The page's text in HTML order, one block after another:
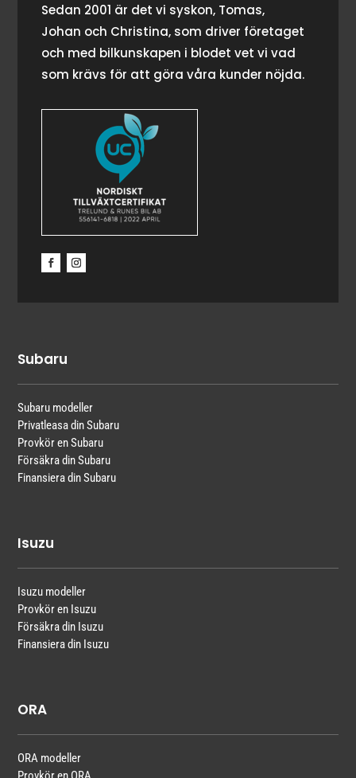
Sedan 2001 är det vi syskon, Tomas,
Johan och Christina, som driver företaget
och med bilkunskapen i blodet vet vi vad
som krävs för att göra våra kunder nöjda.
Subaru
Subaru modeller
Privatleasa din Subaru
Provkör en Subaru
Försäkra din Subaru
Finansiera din Subaru
Isuzu
Isuzu modeller
Provkör en Isuzu
Försäkra din Isuzu
Finansiera din Isuzu
ORA
ORA modeller